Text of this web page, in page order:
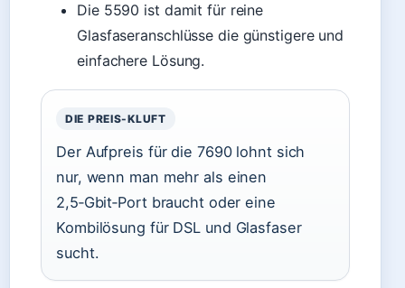
Die 5590 ist damit für reine
Glasfaseranschlüsse die günstigere und
einfachere Lösung.
DIE PREIS-KLUFT
Der Aufpreis für die 7690 lohnt sich
nur, wenn man mehr als einen
2,5‑Gbit‑Port braucht oder eine
Kombilösung für DSL und Glasfaser
sucht.